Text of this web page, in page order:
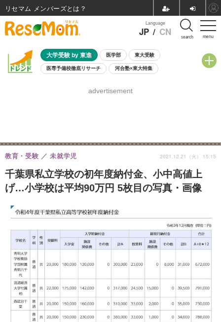
menu
Language
JP / CN search
大学受験 by 東進 医学部 東大受験
医専予備校徹底リサーチ 河合塾×東大特集
8月開催学校説明会・相談会
advertisement
千葉県私立学校の初年度納付金、小中高値上
げ…小学校は平均90万円 5枚目の写真・画像
教育・受験 未就学児 2021.12.21（火） 15:15
リセマム メンバーズ